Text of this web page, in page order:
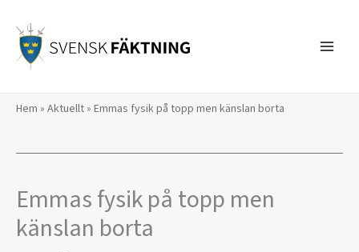
innehåll
Hem » Aktuellt» Emmas fysik på topp men känslan borta
Emmas fysik på topp men
känslan borta